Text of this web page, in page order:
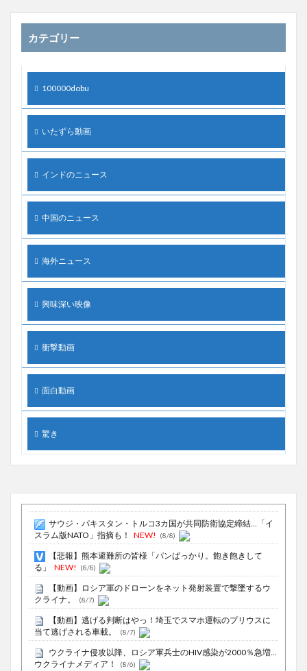
カテゴリー
100000dobu
いたずら動画
インドのニュース
中国のニュース
海外ニュース
興味深い映像
衝撃動画
面白動画
驚き
サウジ・パキスタン・トルコ3カ国が共同防衛協定締結…「イ
スラム版NATO」指摘も！
NEW! (8/8)
【悲報】熊本避難所の皆様「パンばっかり。飽き飽きして
る」
NEW! (8/8)
【動画】ロシア軍のドローンをネット発射装置で撃墜するウ
クライナ。
(8/7)
【動画】逃げる判断はやっ！埼玉でスマホ運転のプリウスに
当て逃げされる車載。
(8/7)
ウクライナ侵攻以降、ロシア軍兵士のHIV感染が2000％急増…
ウクライナメディア！
(8/6)